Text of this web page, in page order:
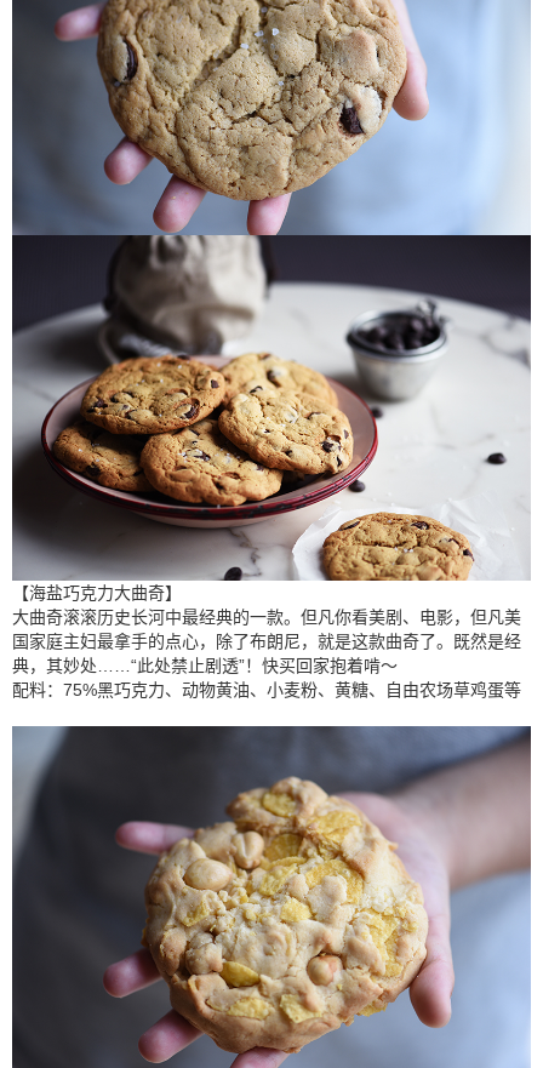
【海盐巧克力大曲奇】
大曲奇滚滚历史长河中最经典的一款。但凡你看美剧、电影，但凡美
国家庭主妇最拿手的点心，除了布朗尼，就是这款曲奇了。既然是经
典，其妙处……“此处禁止剧透”！快买回家抱着啃～
配料：75%黑巧克力、动物黄油、小麦粉、黄糖、自由农场草鸡蛋等